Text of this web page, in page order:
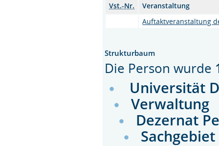
Vst.-Nr.
Veranstaltung
Auftaktveranstaltung
Strukturbaum
Die Person wurde
Universität
Verwaltung
Dezernat